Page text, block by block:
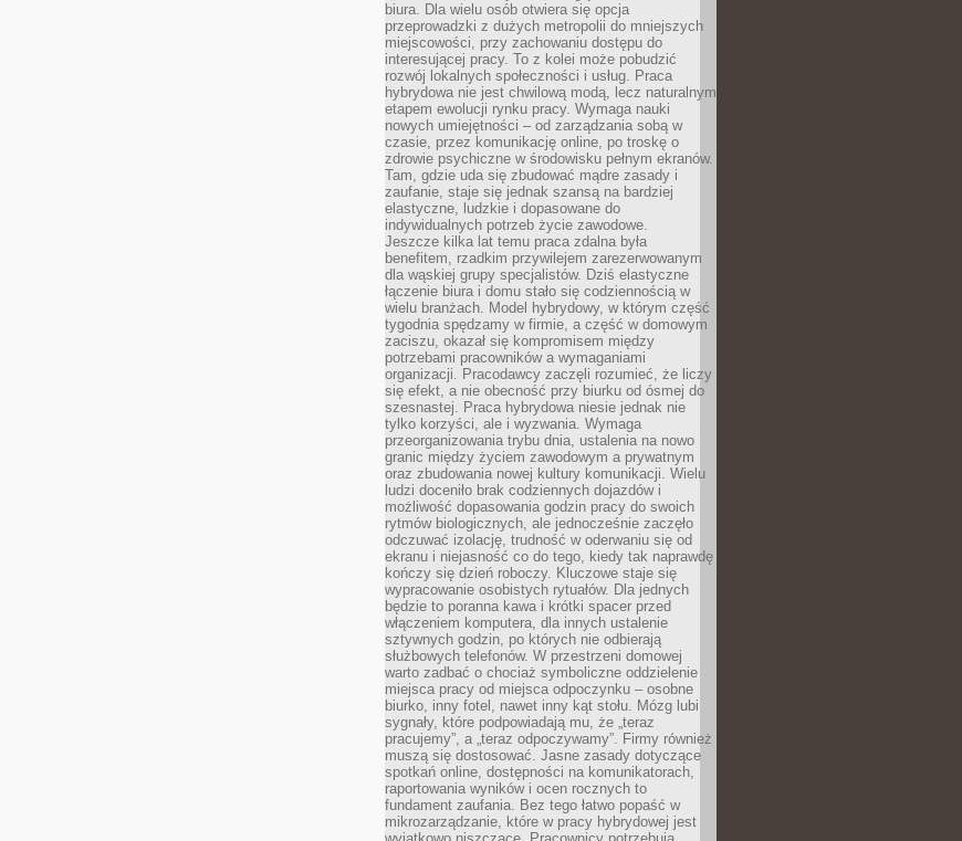
biura. Dla wielu osób otwiera się opcja
przeprowadzki z dużych metropolii do mniejszych
miejscowości, przy zachowaniu dostępu do
interesującej pracy. To z kolei może pobudzić
rozwój lokalnych społeczności i usług. Praca
hybrydowa nie jest chwilową modą, lecz naturalnym
etapem ewolucji rynku pracy. Wymaga nauki
nowych umiejętności – od zarządzania sobą w
czasie, przez komunikację online, po troskę o
zdrowie psychiczne w środowisku pełnym ekranów.
Tam, gdzie uda się zbudować mądre zasady i
zaufanie, staje się jednak szansą na bardziej
elastyczne, ludzkie i dopasowane do
indywidualnych potrzeb życie zawodowe.
Jeszcze kilka lat temu praca zdalna była
benefitem, rzadkim przywilejem zarezerwowanym
dla wąskiej grupy specjalistów. Dziś elastyczne
łączenie biura i domu stało się codziennością w
wielu branżach. Model hybrydowy, w którym część
tygodnia spędzamy w firmie, a część w domowym
zaciszu, okazał się kompromisem między
potrzebami pracowników a wymaganiami
organizacji. Pracodawcy zaczęli rozumieć, że liczy
się efekt, a nie obecność przy biurku od ósmej do
szesnastej. Praca hybrydowa niesie jednak nie
tylko korzyści, ale i wyzwania. Wymaga
przeorganizowania trybu dnia, ustalenia na nowo
granic między życiem zawodowym a prywatnym
oraz zbudowania nowej kultury komunikacji. Wielu
ludzi doceniło brak codziennych dojazdów i
możliwość dopasowania godzin pracy do swoich
rytmów biologicznych, ale jednocześnie zaczęło
odczuwać izolację, trudność w oderwaniu się od
ekranu i niejasność co do tego, kiedy tak naprawdę
kończy się dzień roboczy. Kluczowe staje się
wypracowanie osobistych rytuałów. Dla jednych
będzie to poranna kawa i krótki spacer przed
włączeniem komputera, dla innych ustalenie
sztywnych godzin, po których nie odbierają
służbowych telefonów. W przestrzeni domowej
warto zadbać o chociaż symboliczne oddzielenie
miejsca pracy od miejsca odpoczynku – osobne
biurko, inny fotel, nawet inny kąt stołu. Mózg lubi
sygnały, które podpowiadają mu, że „teraz
pracujemy”, a „teraz odpoczywamy”. Firmy również
muszą się dostosować. Jasne zasady dotyczące
spotkań online, dostępności na komunikatorach,
raportowania wyników i ocen rocznych to
fundament zaufania. Bez tego łatwo popaść w
mikrozarządzanie, które w pracy hybrydowej jest